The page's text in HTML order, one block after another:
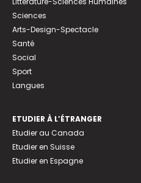
Sciences
Arts-Design-Spectacle
Santé
Social
Sport
Langues
ETUDIER À L’ÉTRANGER
Etudier au Canada
Etudier en Suisse
Etudier en Espagne